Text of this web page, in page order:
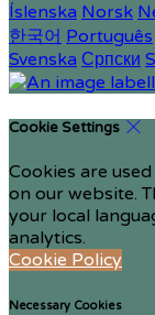
Íslenska Norsk
한국어 Português
Svenska Српски
Cookie Settings
Cookies are
on our website.
your local
analytics.
Cookie Policy
Necessary Cookies